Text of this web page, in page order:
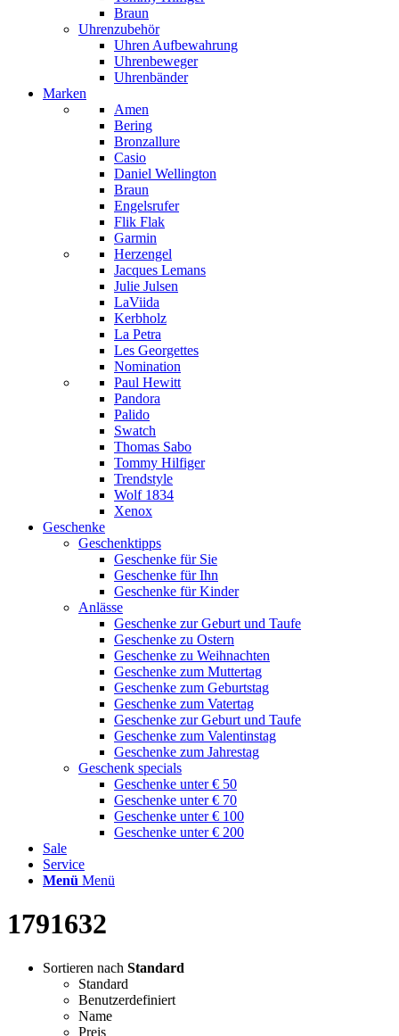
Braun
Uhrenzubehör
Uhren Aufbewahrung
Uhrenbeweger
Uhrenbänder
Marken
Amen
Bering
Bronzallure
Casio
Daniel Wellington
Braun
Engelsrufer
Flik Flak
Garmin
Herzengel
Jacques Lemans
Julie Julsen
LaViida
Kerbholz
La Petra
Les Georgettes
Nomination
Paul Hewitt
Pandora
Palido
Swatch
Thomas Sabo
Tommy Hilfiger
Trendstyle
Wolf 1834
Xenox
Geschenke
Geschenktipps
Geschenke für Sie
Geschenke für Ihn
Geschenke für Kinder
Anlässe
Geschenke zur Geburt und Taufe
Geschenke zu Ostern
Geschenke zu Weihnachten
Geschenke zum Muttertag
Geschenke zum Geburtstag
Geschenke zum Vatertag
Geschenke zur Geburt und Taufe
Geschenke zum Valentinstag
Geschenke zum Jahrestag
Geschenk specials
Geschenke unter € 50
Geschenke unter € 70
Geschenke unter € 100
Geschenke unter € 200
Sale
Service
Menü Menü
1791632
Sortieren nach Standard
Standard
Benutzerdefiniert
Name
Preis